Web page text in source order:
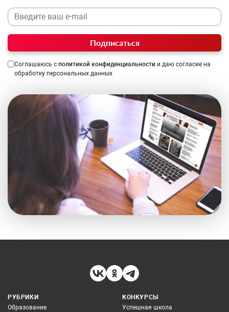
Подписаться
Соглашаюсь с политикой конфиденциальности и даю согласие на
обработку персональных данных
РУБРИКИ
Образование
КОНКУРСЫ
Успешная школа